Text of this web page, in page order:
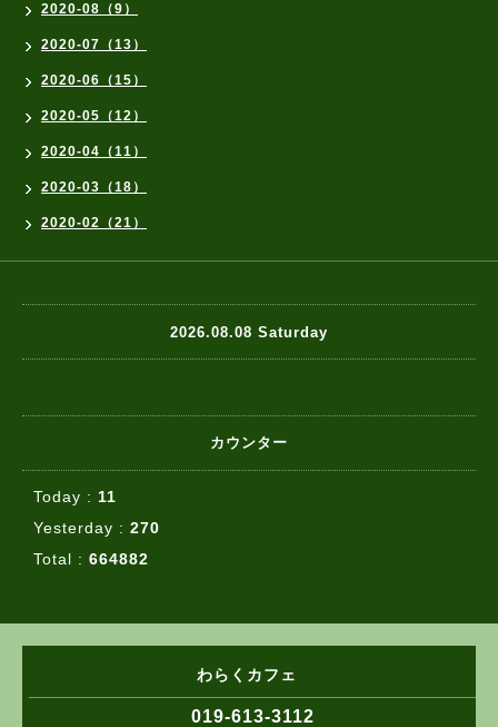
2020-08（9）
2020-07（13）
2020-06（15）
2020-05（12）
2020-04（11）
2020-03（18）
2020-02（21）
2026.08.08 Saturday
カウンター
Today : 11
Yesterday : 270
Total : 664882
わらくカフェ
019-613-3112